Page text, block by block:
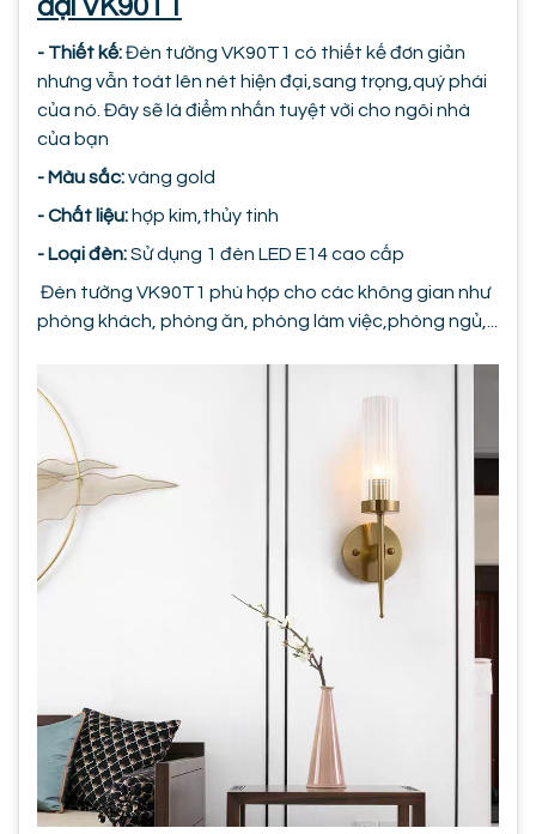
đại VK90T1
- Thiết kế:Đèn tường VK90T1 có thiết kế đơn giản
nhưng vẫn toát lên nét hiện đại,sang trọng,quý phái
của nó. Đây sẽ là điểm nhấn tuyệt vời cho ngôi nhà
của bạn
- Màu sắc:vàng gold
- Chất liệu: hợp kim,thủy tinh
- Loại đèn:Sử dụng 1 đèn LED E14 cao cấp
Đèn tường VK90T1 phù hợp cho các không gian như
phòng khách, phòng ăn, phòng làm việc,phòng ngủ,...